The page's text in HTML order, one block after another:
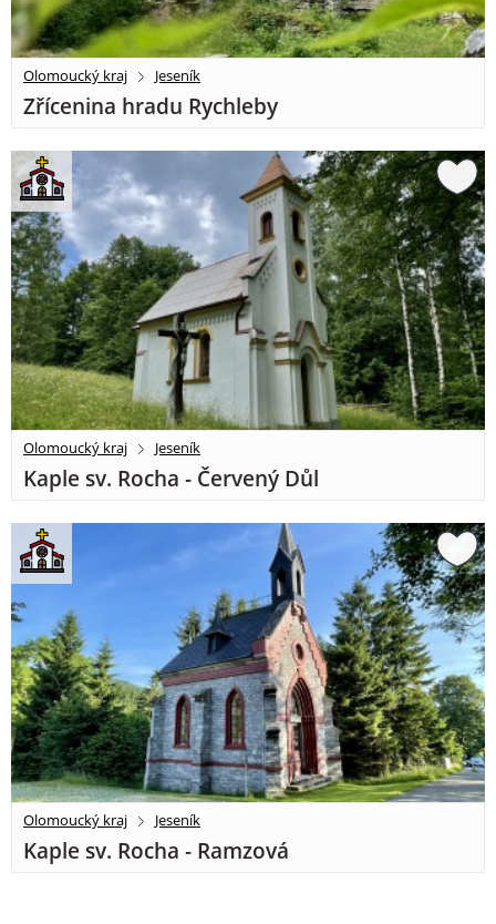
Olomoucký kraj Jeseník
Zřícenina hradu Rychleby
Olomoucký kraj Jeseník
Kaple sv. Rocha - Červený Důl
Olomoucký kraj Jeseník
Kaple sv. Rocha - Ramzová